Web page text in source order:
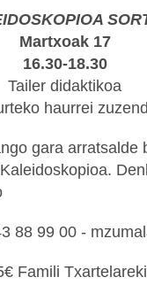
Martxoak 17
16.30-18.30
Tailer didaktikoa
haurrei
gara arratsalde
88 99 00 -
Famili